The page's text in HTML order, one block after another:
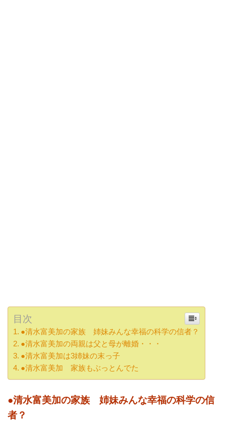
目次
●清水富美加の家族 姉妹みんな幸福の科学の信者？
●清水富美加の両親は父と母が離婚・・・
●清水富美加は3姉妹の末っ子
●清水富美加 家族もぶっとんでた
●清水富美加の家族 姉妹みんな幸福の科学の信
者？